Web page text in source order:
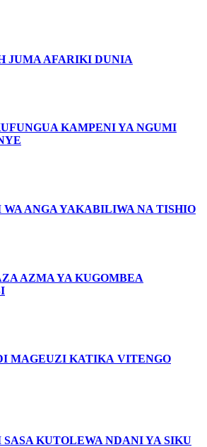
JUMA AFARIKI DUNIA
KAMPENI YA NGUMI
WA ANGA YAKABILIWA NA TISHIO
AZMA YA KUGOMBEA
MAGEUZI KATIKA VITENGO
KUTOLEWA NDANI YA SIKU